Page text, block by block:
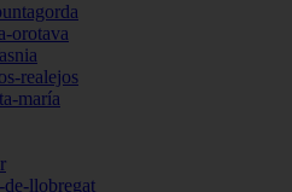
orotava
realejos
maría
llobregat